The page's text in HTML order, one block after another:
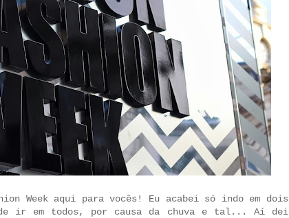
Week aqui para vocês! Eu acabei só indo em dois
de ir em todos, por causa da chuva e tal... Aí dei